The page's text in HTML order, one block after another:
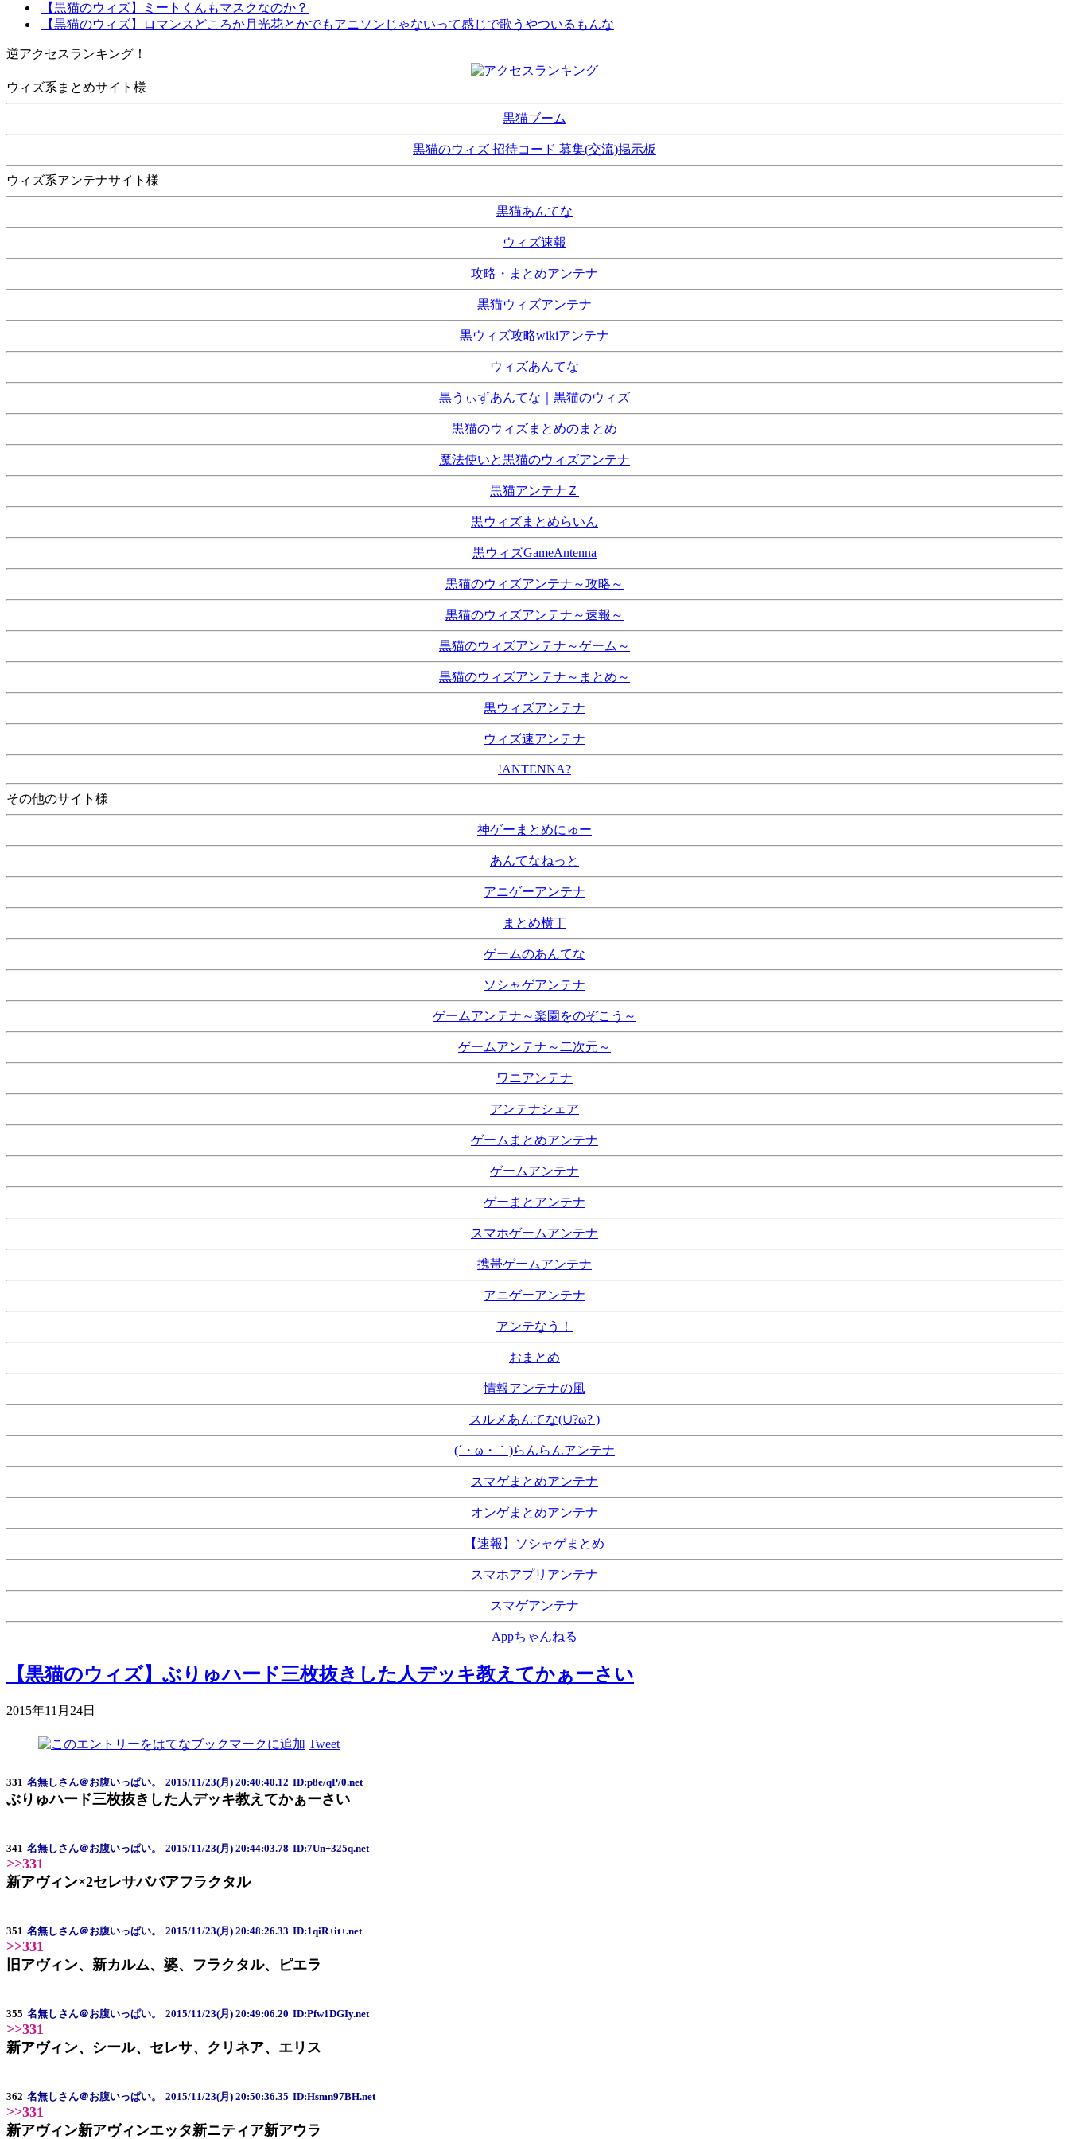
【黒猫のウィズ】ミートくんもマスクなのか？
【黒猫のウィズ】ロマンスどころか月光花とかでもアニソンじゃないって感じで歌うやついるもんな
逆アクセスランキング！
ウィズ系まとめサイト様
黒猫ブーム
黒猫のウィズ 招待コード 募集(交流)掲示板
ウィズ系アンテナサイト様
黒猫あんてな
ウィズ速報
攻略・まとめアンテナ
黒猫ウィズアンテナ
黒ウィズ攻略wikiアンテナ
ウィズあんてな
黒うぃずあんてな｜黒猫のウィズ
黒猫のウィズまとめのまとめ
魔法使いと黒猫のウィズアンテナ
黒猫アンテナＺ
黒ウィズまとめらいん
黒ウィズGameAntenna
黒猫のウィズアンテナ～攻略～
黒猫のウィズアンテナ～速報～
黒猫のウィズアンテナ～ゲーム～
黒猫のウィズアンテナ～まとめ～
黒ウィズアンテナ
ウィズ速アンテナ
!ANTENNA?
その他のサイト様
神ゲーまとめにゅー
あんてなねっと
アニゲーアンテナ
まとめ横丁
ゲームのあんてな
ソシャゲアンテナ
ゲームアンテナ～楽園をのぞこう～
ゲームアンテナ～二次元～
ワニアンテナ
アンテナシェア
ゲームまとめアンテナ
ゲームアンテナ
ゲーまとアンテナ
スマホゲームアンテナ
携帯ゲームアンテナ
アニゲーアンテナ
アンテなう！
おまとめ
情報アンテナの風
スルメあんてな(∪?ω? )
(´・ω・｀)らんらんアンテナ
スマゲまとめアンテナ
オンゲまとめアンテナ
【速報】ソシャゲまとめ
スマホアプリアンテナ
スマゲアンテナ
Appちゃんねる
【黒猫のウィズ】ぶりゅハード三枚抜きした人デッキ教えてかぁーさい
2015年11月24日
Tweet
331 名無しさん＠お腹いっぱい。 2015/11/23(月) 20:40:40.12 ID:p8e/qP/0.net
ぶりゅハード三枚抜きした人デッキ教えてかぁーさい
341 名無しさん＠お腹いっぱい。 2015/11/23(月) 20:44:03.78 ID:7Un+325q.net
>>331
新アヴィン×2セレサババアフラクタル
351 名無しさん＠お腹いっぱい。 2015/11/23(月) 20:48:26.33 ID:1qiR+it+.net
>>331
旧アヴィン、新カルム、婆、フラクタル、ピエラ
355 名無しさん＠お腹いっぱい。 2015/11/23(月) 20:49:06.20 ID:Pfw1DGIy.net
>>331
新アヴィン、シール、セレサ、クリネア、エリス
362 名無しさん＠お腹いっぱい。 2015/11/23(月) 20:50:36.35 ID:Hsmn97BH.net
>>331
新アヴィン新アヴィンエッタ新ニティア新アウラ